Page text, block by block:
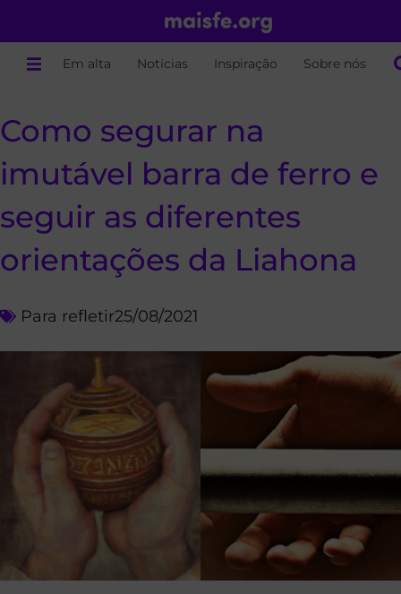
Em alta Notícias Inspiração Sobre nós
Como segurar na
imutável barra de ferro e
seguir as diferentes
orientações da Liahona
Para refletir25/08/2021